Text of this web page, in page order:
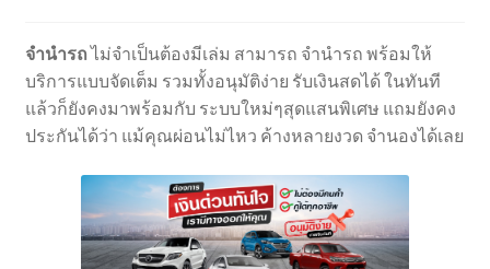
จำนำรถไม่จำเป็นต้องมีเล่ม สามารถ จำนำรถ พร้อมให้
บริการแบบจัดเต็ม รวมทั้งอนุมัติง่าย รับเงินสดได้ ในทันที
แล้วก็ยังคงมาพร้อมกับ ระบบใหม่ๆสุดแสนพิเศษ แถมยังคง
ประกันได้ว่า แม้คุณผ่อนไม่ไหว ค้างหลายงวด จำนองได้เลย